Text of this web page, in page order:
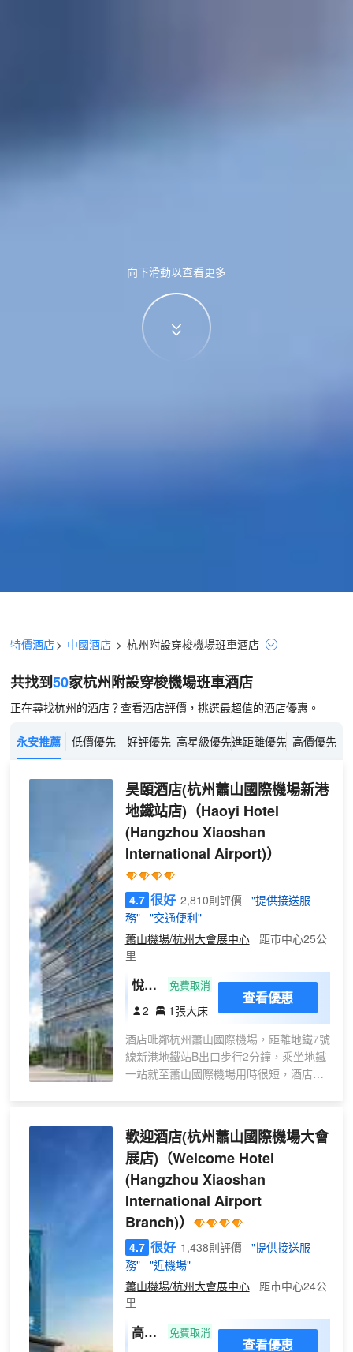
向下滑動以查看更多
特價酒店> 中國酒店 > 杭州附設穿梭機場班車酒店
共找到50家杭州附設穿梭機場班車酒店
正在尋找杭州的酒店？查看酒店評價，挑選最超值的酒店優惠。
永安推薦 低價優先 好評優先 高星級優先進距離優先 高價優先
昊頤酒店(杭州蕭山國際機場新港
地鐵站店) （Haoyi Hotel
(Hangzhou Xiaoshan
International Airport)）
4.7 很好 2,810則評價
"提供接送服
務"
"交通便利"
蕭山機場/杭州大會展中心
距市中心25公
里
悅享
大床
免費取消
2 1張大床
查看優惠
酒店毗鄰杭州蕭山國際機場，距離地鐵7號
線新港地鐵站B出口步行2分鐘，乘坐地鐵
一站就至蕭山國際機場用時很短，酒店距
奧體中心、市民中心、吳山廣場，到西湖
景區也極為便利。遠離市區繁華的喧囂，
是您遠行前、久歸後暫歇的不二之選。酒
店總面積8200多平方，擁有客房、健身
房、會議室、餐廳、免費停車場。全心的
專業服務給您美好的入住體驗，幫您卸下
差旅前後的疲憊。
歡迎酒店(杭州蕭山國際機場大會
展店) （Welcome Hotel
(Hangzhou Xiaoshan
International Airport
Branch)）
4.7 很好 1,438則評價
"提供接送服
務"
"近機場"
蕭山機場/杭州大會展中心
距市中心24公
里
高級
免費取消
查看優惠